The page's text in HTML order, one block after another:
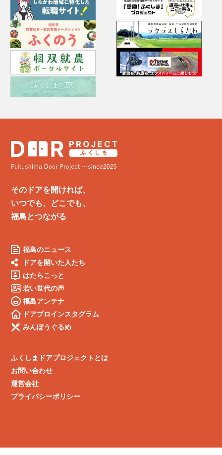
そのドアを開ければ、
いつでも、どこでも、
福島とつながる
福島のニュース
ドアを開いた人たち
はたらこっと
若い世代の声
福島アンテナ
ドアプロインスタグラム
みんぽうぐるめ
ふくしまドアプロジェクトとは
お問い合わせ
運営会社
プライバシーポリシー